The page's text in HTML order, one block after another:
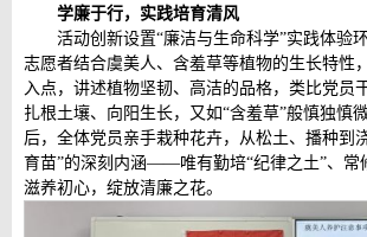
学廉于行，实践培育清风
活动创新设置“廉洁与生命科学”实践体验
志愿者结合虞美人、含羞草等植物的生长特性
入点，讲述植物坚韧、高洁的品格，类比党员
扎根土壤、向阳生长，又如“含羞草”般慎独慎
后，全体党员亲手栽种花卉，从松土、播种到
育苗”的深刻内涵——唯有勤培“纪律之土”、常
滋养初心，绽放清廉之花。